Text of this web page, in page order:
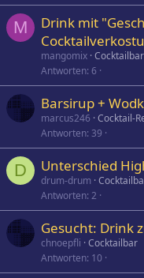
M
Drink mit
mangomix Cocktailbar
Antworten 6
Barsirup +
marcus246 Cocktail-
Antworten 39
D Unterschied
drum-drum
Antworten 2
Gesucht: Drink
chnoepfli Cocktailbar
Antworten 10